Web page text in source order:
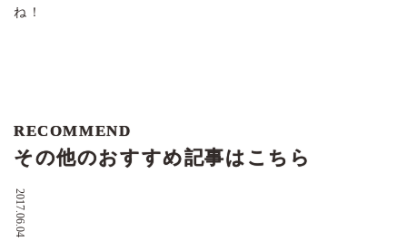
ね！
RECOMMEND
その他のおすすめ記事はこちら
2017.06.04